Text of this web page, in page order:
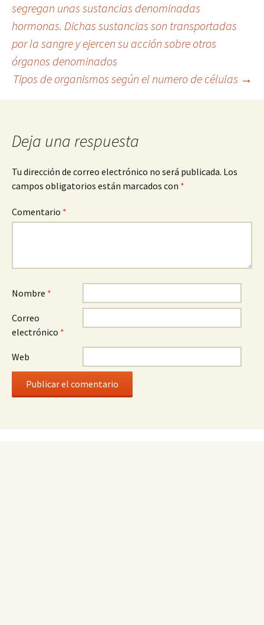
de
entradas
segregan unas sustancias denominadas
hormonas. Dichas sustancias son transportadas
por la sangre y ejercen su acción sobre otros
órganos denominados
Tipos de organismos según el numero de células →
Deja una respuesta
Tu dirección de correo electrónico no será publicada. Los
campos obligatorios están marcados con *
Comentario *
Nombre *
Correo
electrónico *
Web